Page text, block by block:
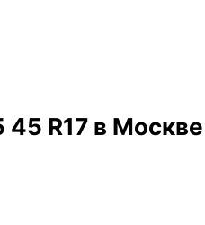
R17 в Москве